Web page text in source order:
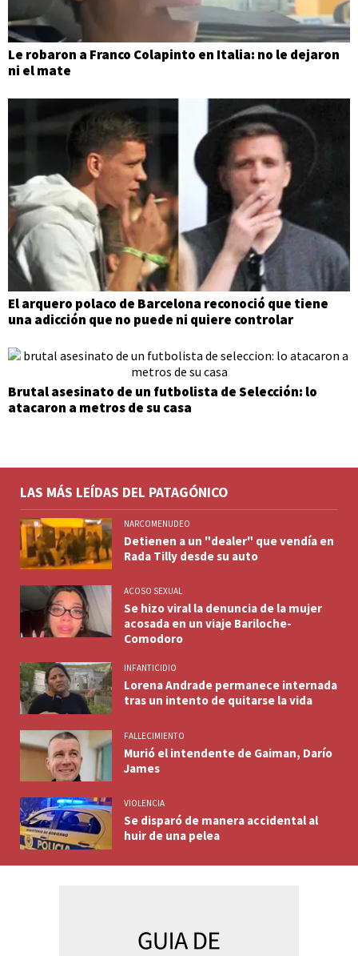
Le robaron a Franco Colapinto en Italia: no le dejaron
ni el mate
El arquero polaco de Barcelona reconoció que tiene
una adicción que no puede ni quiere controlar
Brutal asesinato de un futbolista de Selección: lo
atacaron a metros de su casa
LAS MÁS LEÍDAS DEL PATAGÓNICO
NARCOMENUDEO
Detienen a un "dealer" que vendía en
Rada Tilly desde su auto
ACOSO SEXUAL
Se hizo viral la denuncia de la mujer
acosada en un viaje Bariloche-
Comodoro
INFANTICIDIO
Lorena Andrade permanece internada
tras un intento de quitarse la vida
FALLECIMIENTO
Murió el intendente de Gaiman, Darío
James
VIOLENCIA
Se disparó de manera accidental al
huir de una pelea